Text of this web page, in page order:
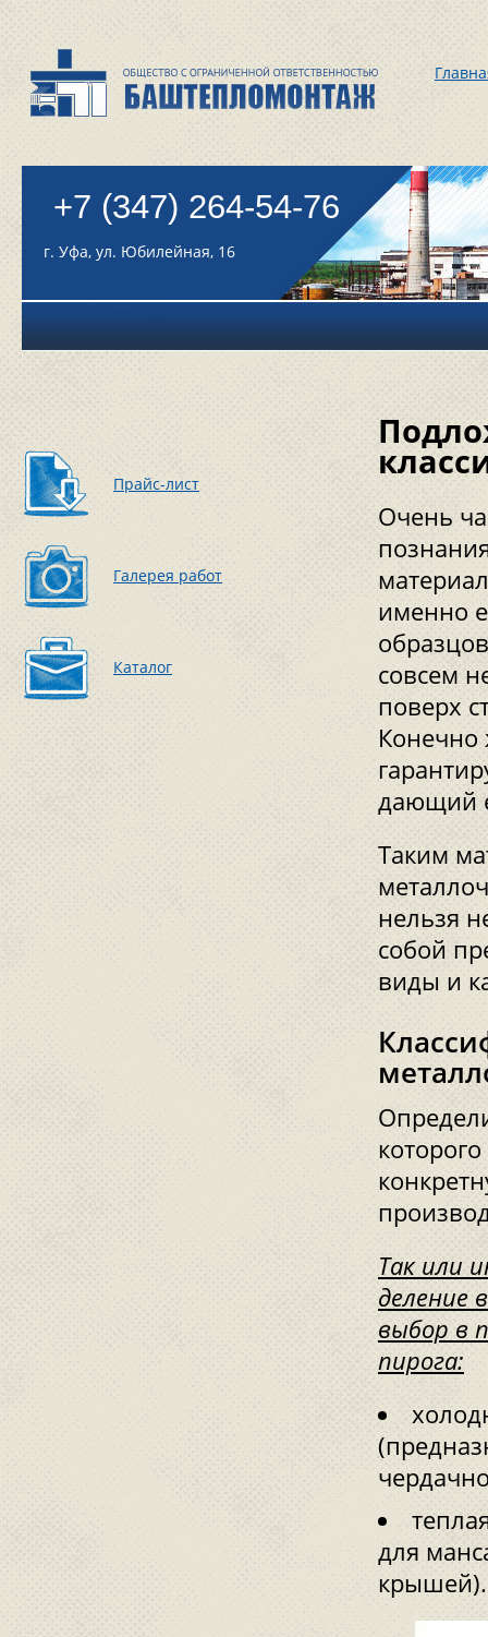
+7 (347) 264-54-76
г. Уфа, ул. Юбилейная, 16
Прайс-лист
Галерея работ
Каталог
Очень
именно
совсем
поверх
Конечно
дающий
Таким
нельзя
собой
виды и
Так или
деление
выбор в
пирога:
для
крышей).